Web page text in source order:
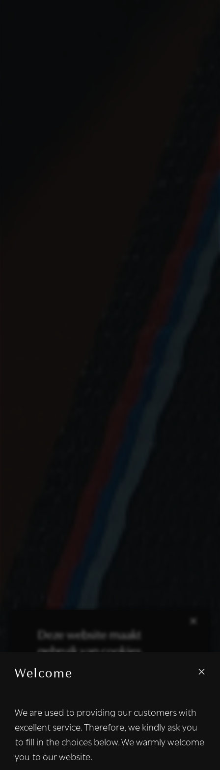
Welcome
We are used to providing our customers with
excellent service. Therefore, we kindly ask you
to fill in the choices below. We warmly welcome
you to our website.
×
Deze website maakt
gebruik van cookies.
We gebruiken cookies om inhoud en
informatie over uw gebruik van onze site
met onze advertentie- en analysepartners,
die deze kunnen combineren met andere
informatie die u aan hen heeft verstrekt of